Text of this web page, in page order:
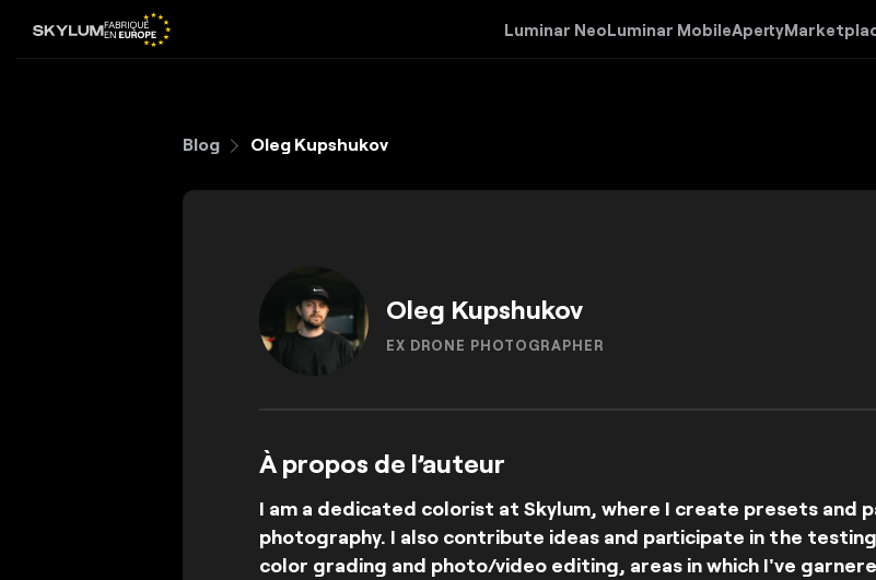
Luminar NeoLuminar MobileAperty
Blog Oleg Kupshukov
Oleg Kupshukov
EX DRONE PHOTOGRAPHER
À propos de l’auteur
I am a dedicated colorist at Skylum, where I create presets and
photography. I also contribute ideas and participate in the
color grading and photo/video editing, areas in which I've